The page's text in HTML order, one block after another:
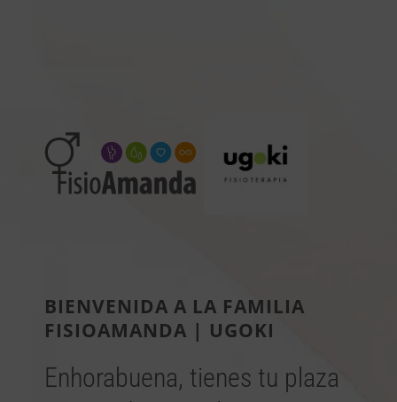
BIENVENIDA A LA FAMILIA
FISIOAMANDA | UGOKI
Enhorabuena, tienes tu plaza